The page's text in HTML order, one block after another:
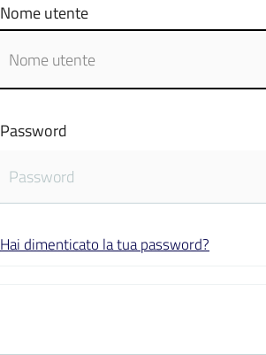
Nome utente
Password
Hai dimenticato la tua password?